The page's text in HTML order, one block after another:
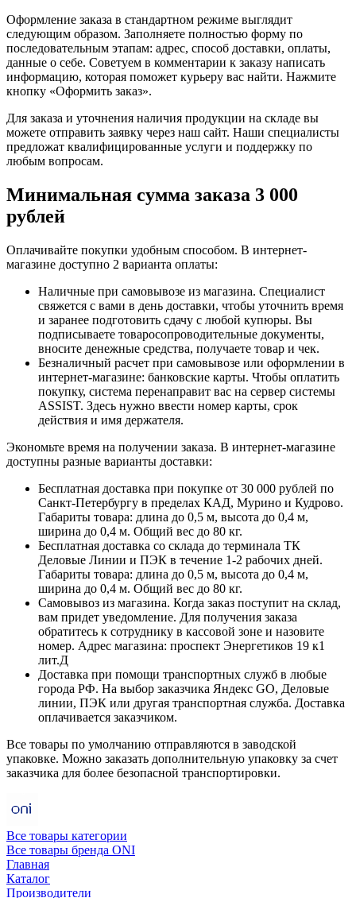
Оформление заказа в стандартном режиме выглядит
следующим образом. Заполняете полностью форму по
последовательным этапам: адрес, способ доставки, оплаты,
данные о себе. Советуем в комментарии к заказу написать
информацию, которая поможет курьеру вас найти. Нажмите
кнопку «Оформить заказ».
Для заказа и уточнения наличия продукции на складе вы
можете отправить заявку через наш сайт. Наши специалисты
предложат квалифицированные услуги и поддержку по
любым вопросам.
Минимальная сумма заказа 3 000
рублей
Оплачивайте покупки удобным способом. В интернет-
магазине доступно 2 варианта оплаты:
Наличные при самовывозе из магазина. Специалист
свяжется с вами в день доставки, чтобы уточнить время
и заранее подготовить сдачу с любой купюры. Вы
подписываете товаросопроводительные документы,
вносите денежные средства, получаете товар и чек.
Безналичный расчет при самовывозе или оформлении в
интернет-магазине: банковские карты. Чтобы оплатить
покупку, система перенаправит вас на сервер системы
ASSIST. Здесь нужно ввести номер карты, срок
действия и имя держателя.
Экономьте время на получении заказа. В интернет-магазине
доступны разные варианты доставки:
Бесплатная доставка при покупке от 30 000 рублей по
Санкт-Петербургу в пределах КАД, Мурино и Кудрово.
Габариты товара: длина до 0,5 м, высота до 0,4 м,
ширина до 0,4 м. Общий вес до 80 кг.
Бесплатная доставка со склада до терминала ТК
Деловые Линии и ПЭК в течение 1-2 рабочих дней.
Габариты товара: длина до 0,5 м, высота до 0,4 м,
ширина до 0,4 м. Общий вес до 80 кг.
Самовывоз из магазина. Когда заказ поступит на склад,
вам придет уведомление. Для получения заказа
обратитесь к сотруднику в кассовой зоне и назовите
номер. Адрес магазина: проспект Энергетиков 19 к1
лит.Д
Доставка при помощи транспортных служб в любые
города РФ. На выбор заказчика Яндекс GO, Деловые
линии, ПЭК или другая транспортная служба. Доставка
оплачивается заказчиком.
Все товары по умолчанию отправляются в заводской
упаковке. Можно заказать дополнительную упаковку за счет
заказчика для более безопасной транспортировки.
Все товары категории
Все товары бренда ONI
Главная
Каталог
Производители